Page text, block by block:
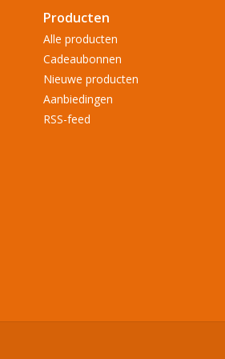
Producten
Alle producten
Cadeaubonnen
Nieuwe producten
Aanbiedingen
RSS-feed